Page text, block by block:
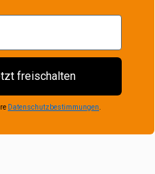
freischalten
Datenschutzbestimmungen